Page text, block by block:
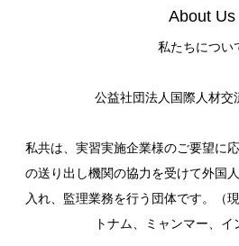
About Us
私たちについ
公益社団法人国際人材交
私共は、実習実施企業様のご要望に
の送り出し機関の協力を受けて外国
入れ、監理業務を行う団体です。
トナム、ミャンマー、イ